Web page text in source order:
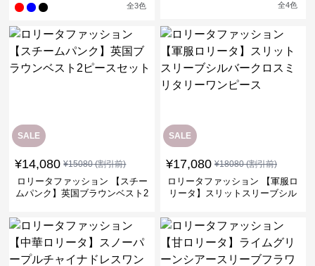
全3色 全4色
SALE
¥14,080 ¥15080(割引前)
ロリータファッション 【スチー
ムパンク】英国ブラウンベスト2
SALE
¥17,080 ¥18080(割引前)
ロリータファッション 【軍服ロ
リータ】スリットスリーブシル